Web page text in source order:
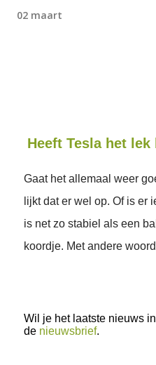
02 maart
Heeft Tesla het lek
Gaat het allemaal weer
lijkt dat er wel op. Of is er
is net zo stabiel als een
koordje. Met andere
Wil je het laatste nieuws
de nieuwsbrief.